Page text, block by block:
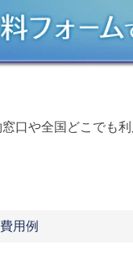
口や全国どこでも
用例